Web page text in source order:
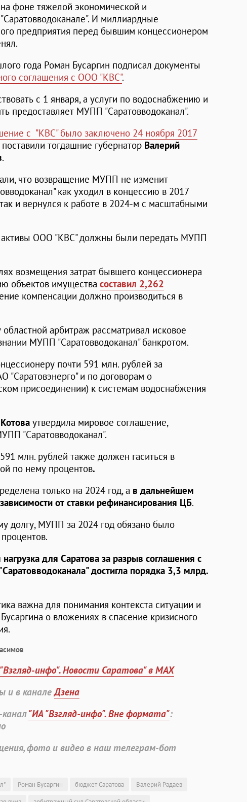
фоне тяжелой экономической и
И миллиардные
предприятия перед бывшим концессионером
года Роман Бусаргин подписал документы
соглашения с ООО "КВС".
с 1 января, а услуги по водоснабжению и
предоставляет МУПП "Саратовводоканал".
с "КВС" было заключено 24 ноября 2017
тогдашние губернатор Валерий
.
что возвращение МУПП не изменит
как уходил в концессию в 2017
и вернулся к работе в 2024-м с масштабными
активы ООО "КВС" должны были передать МУПП
возмещения затрат бывшего концессионера
объектов имущества составил 2,262
компенсации должно производиться в
арбитраж рассматривал исковое
МУПП "Саратовводоканал" банкротом.
почти 591 млн. рублей за
"Саратовэнерго" и по договорам о
присоединении) к системам водоснабжения
утвердила мировое соглашение,
"Саратовводоканал".
млн. рублей также должен гаситься в
по нему процентов.
только на 2024 год, а в дальнейшем
от ставки рефинансирования ЦБ.
долгу, МУПП за 2024 год обязано было
для Саратова за разрыв соглашения с
достигла порядка 3,3 млрд.
важна для понимания контекста ситуации и
о вложениях в спасение кризисного
инфо". Новости Саратова" в MAX
и в каналеДзена
"ИА "Взгляд-инфо". Вне формата":
фото и видео в наш телеграм-бот
Роман Бусаргин бюджет Саратова
Валерий Радаев